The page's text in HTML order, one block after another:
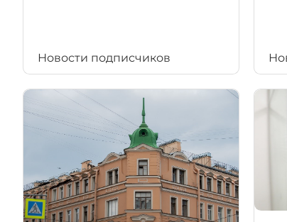
Новости подписчиков